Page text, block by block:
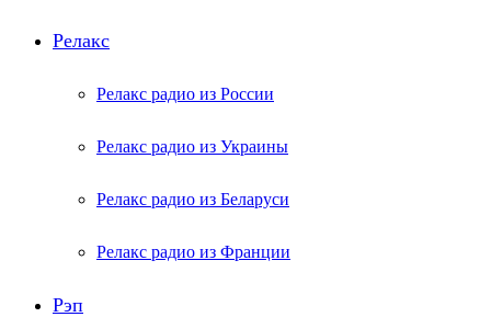
Релакс
Релакс радио из России
Релакс радио из Украины
Релакс радио из Беларуси
Релакс радио из Франции
Рэп